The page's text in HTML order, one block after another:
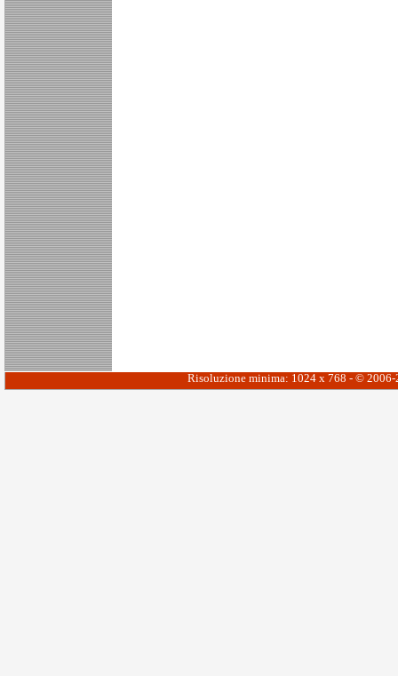
Risoluzione minima: 1024 x 768 - ©